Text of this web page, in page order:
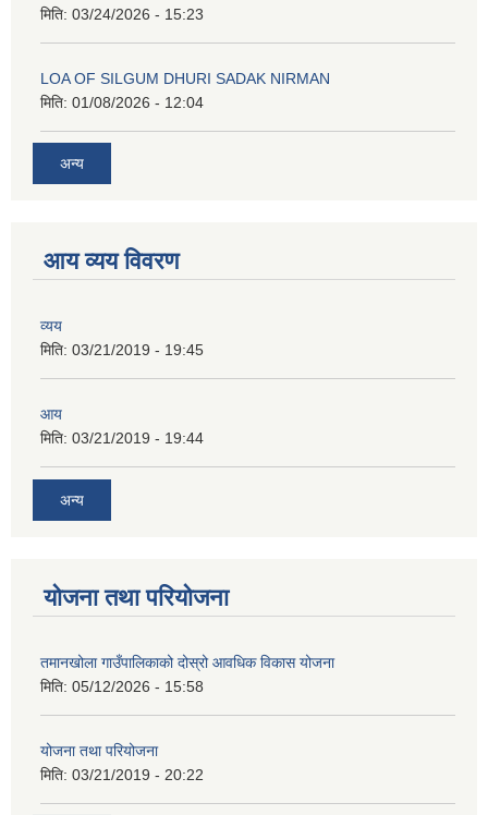
मिति: 03/24/2026 - 15:23
LOA OF SILGUM DHURI SADAK NIRMAN
मिति: 01/08/2026 - 12:04
अन्य
आय व्यय विवरण
व्यय
मिति: 03/21/2019 - 19:45
आय
मिति: 03/21/2019 - 19:44
अन्य
योजना तथा परियोजना
तमानखोला गाउँपालिकाको दोस्रो आवधिक विकास योजना
मिति: 05/12/2026 - 15:58
योजना तथा परियोजना
मिति: 03/21/2019 - 20:22